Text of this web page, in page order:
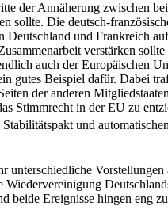
der Annäherung zwischen
sollte. Die deutsch-
und Frankreich
verstärken
auch der Europäischen
gutes Beispiel dafür. Dabei
der anderen
Stimmrecht in der EU zu
und
unterschiedliche
beide Ereignisse hingen eng